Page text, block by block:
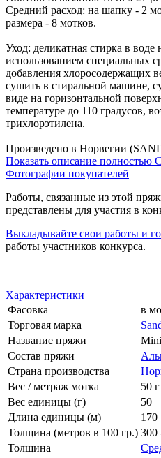
Средний расход: на шапку - 2
размера - 8 мотков.
Уход: деликатная стирка в
использованием специальных
добавления хлоросодержащих
сушить в стиральной машине,
виде на горизонтальной
температуре до 110 градусов,
трихлорэтилена.
Произведено в Норвегии
Показать описание полностью
Фотографии покупателей
Работы, связанные из этой
представлены для участия в
Выкладывайте свои работы и
работы участников конкурса.
Характеристики
Фасовка
в
Торговая марка
Название пряжи
Состав пряжи
Страна производства
Вес / метраж мотка
50
Вес единицы (г)
50
Длина единицы (м)
170
Толщина (метров в 100 гр.) 300
Толщина